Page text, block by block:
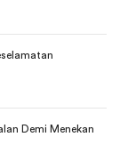
Demi Menekan